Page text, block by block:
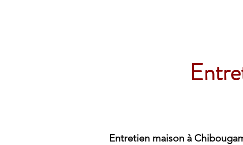
Entretien maison à